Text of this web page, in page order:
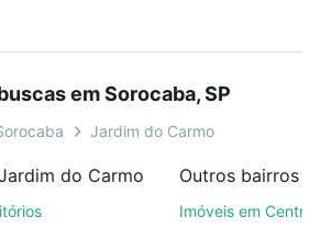
com 1 vaga à venda em
Sorocaba, SP para conquistar seu
sem compromisso e você
de 46 mil corretores e
em Sorocaba, SP
Jardim do Carmo
do Carmo Outros bairros
Imóveis em Centro